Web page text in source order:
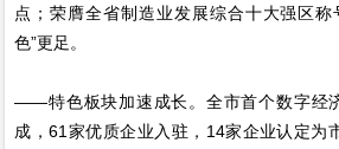
点；荣膺全省制造业发展综合十大强区称
色”更足。
——特色板块加速成长。全市首个数字经
成，61家优质企业入驻，14家企业认定为